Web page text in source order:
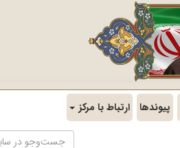
پیوندها ارتباط با مرکز